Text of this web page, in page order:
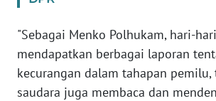
"Sebagai Menko Polhukam, hari-
mendapatkan berbagai laporan
kecurangan dalam tahapan
saudara juga membaca dan
MEDIA
SIBER
REDAKSI